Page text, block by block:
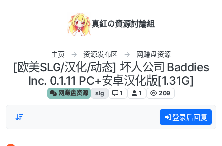
真紅の資源討論組
主页 资源发布区 网赚盘资源
[欧美SLG/汉化/动态] 坏人公司 Baddies
Inc. 0.1.11 PC+安卓汉化版[1.31G]
网赚盘资源 slg 1 1 209
登录后回复